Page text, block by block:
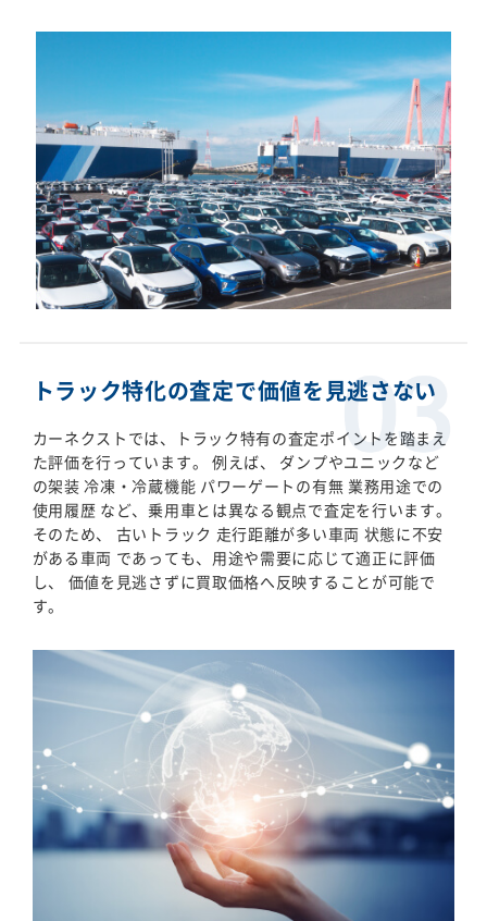
トラック特化の査定で価値を見逃さない
カーネクストでは、トラック特有の査定ポイントを踏まえ
た評価を行っています。 例えば、 ダンプやユニックなど
の架装 冷凍・冷蔵機能 パワーゲートの有無 業務用途での
使用履歴 など、乗用車とは異なる観点で査定を行います。
そのため、 古いトラック 走行距離が多い車両 状態に不安
がある車両 であっても、用途や需要に応じて適正に評価
し、 価値を見逃さずに買取価格へ反映することが可能で
す。